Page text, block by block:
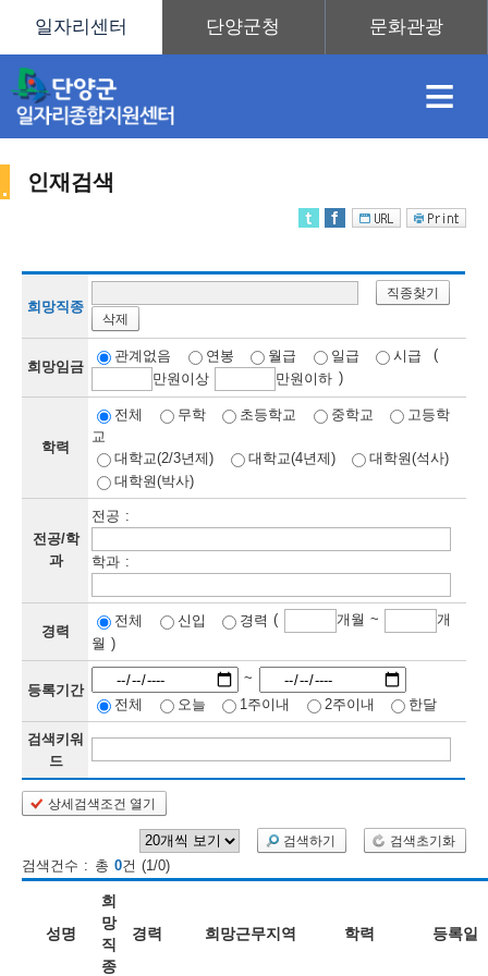
≡
용
정
재
정
업
훈
정
보
업
도
미
터
안
인재검색
희망직종
직종찾기
삭제
희망임금
관계없음 연봉 월급 일급 시급
(
만원이상 만원이하 )
학력
전체 무학 초등학교 중학교
고등학
교
대학교(2/3년제)
대학교(4년제)
대학원(석사)
대학원(박사)
전공/학
과
전공 :
학과 :
경력
전체 신입 경력 ( 개월 ~
개
월 )
등록기간
~
전체
오늘 1주이내 2주이내 한달
검색키워
드
상세검색조건 열기
검색하기 검색초기화
검색건수 : 총 0건 (1/0)
성명
희
망
직
종
경력 희망근무지역 학력 등록일
인
정
보
인
검